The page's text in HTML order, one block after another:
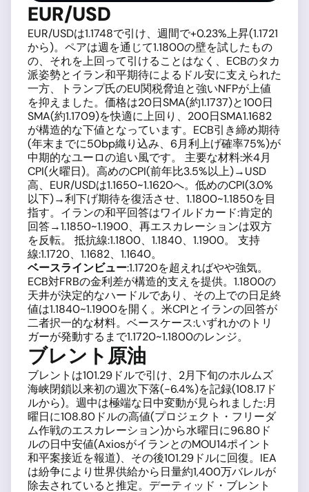
EUR/USD
EUR/USDは1.1748で引け、週間で+0.23%上昇(1.1721
から)。ペアは週を通じて1.1800の壁を試したもの
の、それを上回って引けることはなく、ECBのタカ
派姿勢とイラン和平期待によるドル安に支えられた
一方、トランプ氏のEU関税脅迫と強いNFPが上値
を抑えました。価格は20日SMA(約1.1737)と100日
SMA(約1.1709)を快適に上回り、200日SMA1.1682
が構造的な下値となっています。ECB引き締め期待
(年末までに50bp織り込み、6月利上げ確率75%)が
中期的なユーロの追い風です。 主要な材料:米4月
CPI(火曜日)。高めのCPI(前年比3.5%以上)→USD
高、EUR/USDは1.1650~1.1620へ。低めのCPI(3.0%
以下)→利下げ期待を復活させ、1.1800~1.1850を目
指す。イランの和平回答はワイルドカード:肯定的
回答→1.1850~1.1900、再エスカレーションは双方
を反転。 抵抗線:1.1800、1.1840、1.1900。 支持
線:1.1720、1.1682、1.1640。
ベースラインビュー:1.1720を超えればやや強気。
ECB対FRBの金利差が構造的支えを提供。1.1800の
天井が決定的なハードルであり、その上での日足終
値は1.1840~1.1900を開く。米CPIとイランの回答が
二者択一的な材料。ベースケース:いずれかのトリ
ガーが発動するまで1.1720~1.1800のレンジ。
ブレント原油
ブレントは101.29ドルで引け、2月下旬のホルムズ
海峡閉鎖以来初の週次下落(−6.4%)を記録(108.17ド
ルから)。週中は極端な日中変動が見られました:月
曜日に108.80ドルの高値(プロジェクト・フリーダ
ム作戦のエスカレーション)から水曜日に96.80ド
ルの日中安値(AxiosがイランとのMOU14ポイント
和平案接近を報道)、その後101.29ドルに回復。IEA
は紛争により世界供給から日量約1,400万バレルが
除去されていると推定。デーティッド・ブレント